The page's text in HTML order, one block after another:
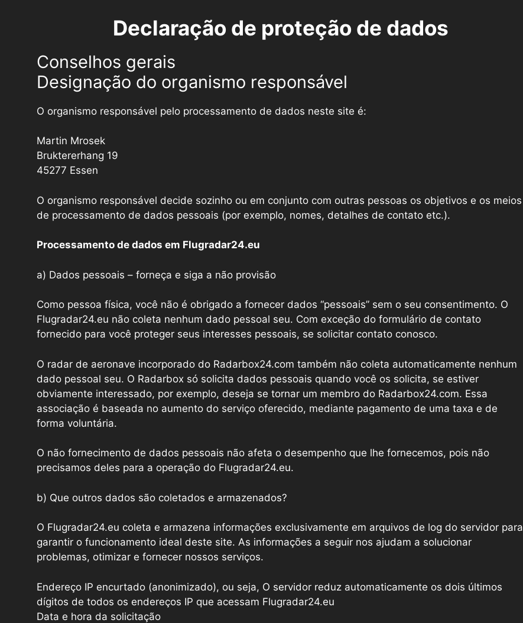
Declaração de proteção de dados
Conselhos gerais
Designação do organismo responsável
O organismo responsável pelo processamento de dados neste site é:
Martin Mrosek
Bruktererhang 19
45277 Essen
O organismo responsável decide sozinho ou em conjunto com outras pessoas os objetivos e os meios
de processamento de dados pessoais (por exemplo, nomes, detalhes de contato etc.).
Processamento de dados em Flugradar24.eu
a) Dados pessoais – forneça e siga a não provisão
Como pessoa física, você não é obrigado a fornecer dados “pessoais” sem o seu consentimento. O
Flugradar24.eu não coleta nenhum dado pessoal seu. Com exceção do formulário de contato
fornecido para você proteger seus interesses pessoais, se solicitar contato conosco.
O radar de aeronave incorporado do Radarbox24.com também não coleta automaticamente nenhum
dado pessoal seu. O Radarbox só solicita dados pessoais quando você os solicita, se estiver
obviamente interessado, por exemplo, deseja se tornar um membro do Radarbox24.com. Essa
associação é baseada no aumento do serviço oferecido, mediante pagamento de uma taxa e de
forma voluntária.
O não fornecimento de dados pessoais não afeta o desempenho que lhe fornecemos, pois não
precisamos deles para a operação do Flugradar24.eu.
b) Que outros dados são coletados e armazenados?
O Flugradar24.eu coleta e armazena informações exclusivamente em arquivos de log do servidor para
garantir o funcionamento ideal deste site. As informações a seguir nos ajudam a solucionar
problemas, otimizar e fornecer nossos serviços.
Endereço IP encurtado (anonimizado), ou seja, O servidor reduz automaticamente os dois últimos
dígitos de todos os endereços IP que acessam Flugradar24.eu
Data e hora da solicitação